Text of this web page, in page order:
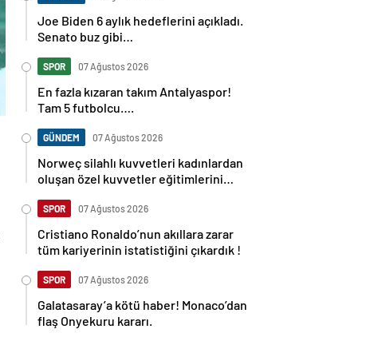
Joe Biden 6 aylık hedeflerini açıkladı.
Senato buz gibi…
SPOR 07 Ağustos 2026
En fazla kızaran takım Antalyaspor!
Tam 5 futbolcu….
GÜNDEM 07 Ağustos 2026
Norweç silahlı kuvvetleri kadınlardan
oluşan özel kuvvetler eğitimlerini
SPOR 07 Ağustos 2026
Cristiano Ronaldo’nun akıllara zarar
tüm kariyerinin istatistiğini çıkardık !
SPOR 07 Ağustos 2026
Galatasaray’a kötü haber! Monaco’dan
flaş Onyekuru kararı.